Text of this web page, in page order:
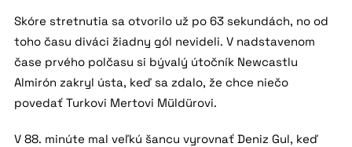
Skóre stretnutia sa otvorilo už po 63 sekundách, no od
toho času diváci žiadny gól nevideli. V nadstavenom
čase prvého polčasu si bývalý útočník Newcastlu
Almirón zakryl ústa, keď sa zdalo, že chce niečo
povedať Turkovi Mertovi Müldürovi.
V 88. minúte mal veľkú šancu vyrovnať Deniz Gul, keď